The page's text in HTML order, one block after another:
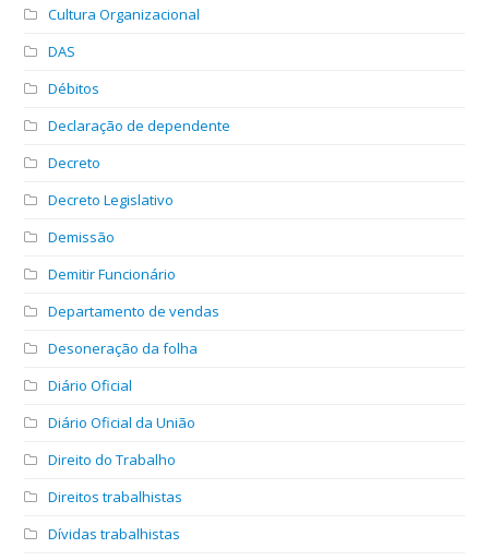
Cultura Organizacional
DAS
Débitos
Declaração de dependente
Decreto
Decreto Legislativo
Demissão
Demitir Funcionário
Departamento de vendas
Desoneração da folha
Diário Oficial
Diário Oficial da União
Direito do Trabalho
Direitos trabalhistas
Dívidas trabalhistas